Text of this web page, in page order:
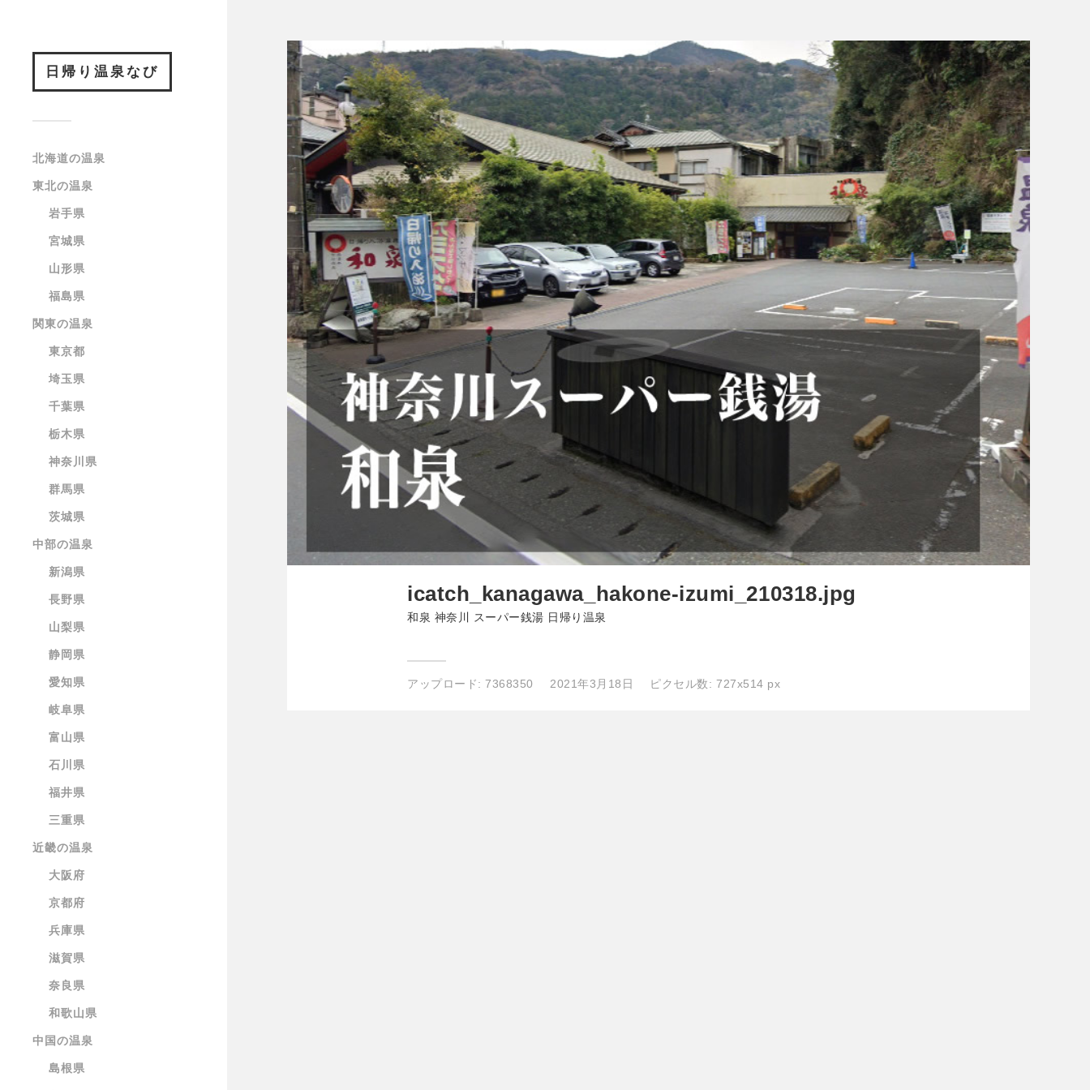
日帰り温泉なび
北海道の温泉
東北の温泉
岩手県
宮城県
山形県
福島県
関東の温泉
東京都
埼玉県
千葉県
栃木県
神奈川県
群馬県
茨城県
中部の温泉
新潟県
長野県
山梨県
静岡県
愛知県
岐阜県
富山県
石川県
福井県
三重県
近畿の温泉
大阪府
京都府
兵庫県
滋賀県
奈良県
和歌山県
中国の温泉
島根県
icatch_kanagawa_hakone-izumi_210318.jpg
和泉 神奈川 スーパー銭湯 日帰り温泉
アップロード:7368350 2021年3月18日 ピクセル数: 727x514 px